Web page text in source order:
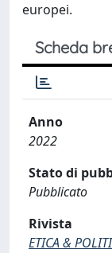
europei.
Scheda
Anno
2022
Stato di
Pubblicato
Rivista
ETICA &